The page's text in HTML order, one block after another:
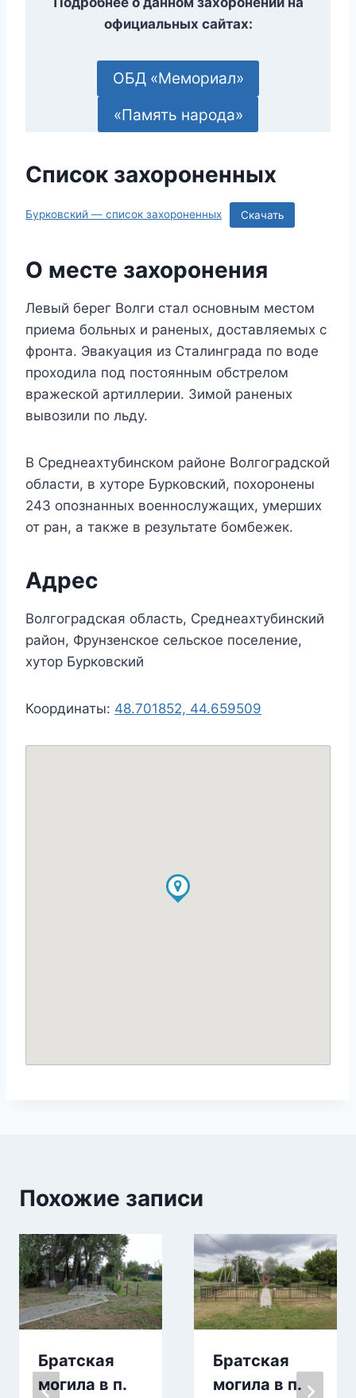
официальных сайтах:
ОБД «Мемориал»
«Память народа»
Список захороненных
Бурковский — список захороненных Скачать
О месте захоронения
Левый берег Волги стал основным местом
приема больных и раненых, доставляемых с
фронта. Эвакуация из Сталинграда по воде
проходила под постоянным обстрелом
вражеской артиллерии. Зимой раненых
вывозили по льду.
В Среднеахтубинском районе Волгоградской
области, в хуторе Бурковский, похоронены
243 опознанных военнослужащих, умерших
от ран, а также в результате бомбежек.
Адрес
Волгоградская область, Среднеахтубинский
район, Фрунзенское сельское поселение,
хутор Бурковский
Координаты: 48.701852, 44.659509
Похожие записи
Братская
могила в п.
Братская
могила в п.